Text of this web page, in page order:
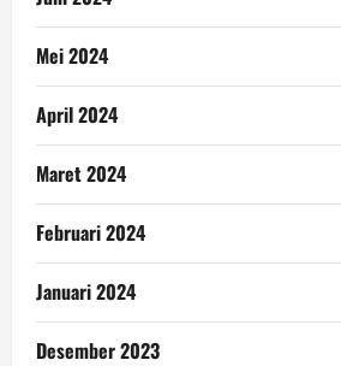
Mei 2024
April 2024
Maret 2024
Februari 2024
Januari 2024
Desember 2023